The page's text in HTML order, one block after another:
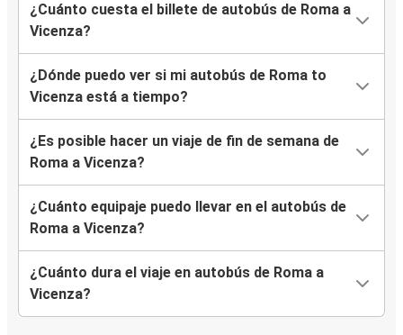
¿Cuánto cuesta el billete de autobús de Roma a
Vicenza?
¿Dónde puedo ver si mi autobús de Roma to
Vicenza está a tiempo?
¿Es posible hacer un viaje de fin de semana de
Roma a Vicenza?
¿Cuánto equipaje puedo llevar en el autobús de
Roma a Vicenza?
¿Cuánto dura el viaje en autobús de Roma a
Vicenza?